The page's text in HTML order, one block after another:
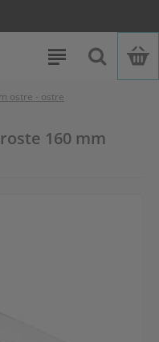
ostre - ostre
160 mm